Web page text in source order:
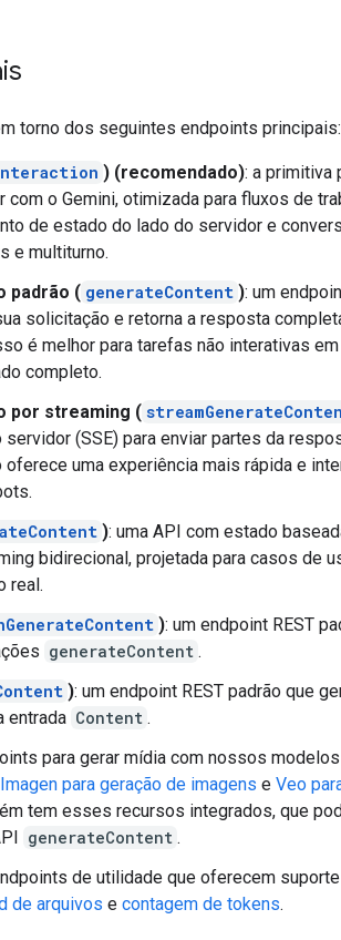
torno dos seguintes endpoints principais:
) (recomendado): a primitiva
com o Gemini, otimizada para fluxos de
de estado do lado do servidor e
e multiturno.
padrão ( generateContent ): um
solicitação e retorna a resposta
é melhor para tarefas não interativas
completo.
por streaming (
(SSE) para enviar partes da
uma experiência mais rápida e
): uma API com estado
bidirecional, projetada para casos de
real.
): um endpoint REST
generateContent .
): um endpoint REST padrão que
entrada Content .
para gerar mídia com nossos modelos
Imagen para geração de imagens e Veo
tem esses recursos integrados, que
generateContent .
de utilidade que oferecem
de arquivos e contagem de tokens.